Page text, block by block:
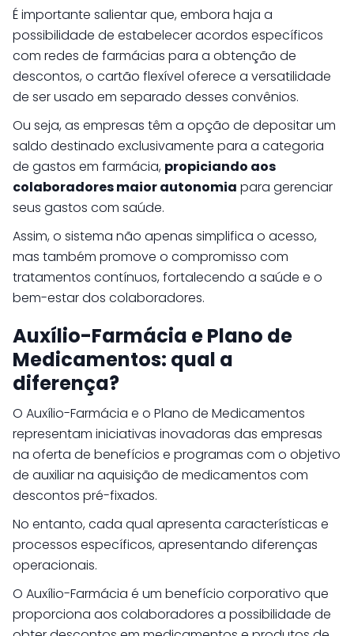
É importante salientar que, embora haja a
possibilidade de estabelecer acordos específicos
com redes de farmácias para a obtenção de
descontos, o cartão flexível oferece a versatilidade
de ser usado em separado desses convênios.
Ou seja, as empresas têm a opção de depositar um
saldo destinado exclusivamente para a categoria
de gastos em farmácia, propiciando aos
colaboradores maior autonomia para gerenciar
seus gastos com saúde.
Assim, o sistema não apenas simplifica o acesso,
mas também promove o compromisso com
tratamentos contínuos, fortalecendo a saúde e o
bem-estar dos colaboradores.
Auxílio-Farmácia e Plano de
Medicamentos: qual a
diferença?
O Auxílio-Farmácia e o Plano de Medicamentos
representam iniciativas inovadoras das empresas
na oferta de benefícios e programas com o objetivo
de auxiliar na aquisição de medicamentos com
descontos pré-fixados.
No entanto, cada qual apresenta características e
processos específicos, apresentando diferenças
operacionais.
O Auxílio-Farmácia é um benefício corporativo que
proporciona aos colaboradores a possibilidade de